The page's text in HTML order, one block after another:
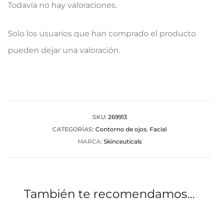
V
a
Todavía no hay valoraciones.
Solo los usuarios que han comprado el producto
pueden dejar una valoración.
SKU: 269913
CATEGORÍAS: Contorno de ojos, Facial
MARCA: Skinceuticals
También te recomendamos…